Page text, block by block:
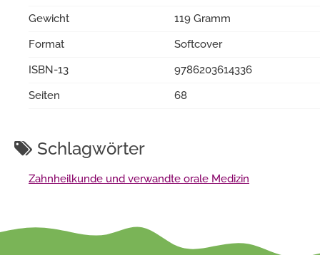
Gewicht
119 Gramm
Format
Softcover
ISBN-13
9786203614336
Seiten
68
Schlagwörter
Zahnheilkunde und verwandte orale Medizin